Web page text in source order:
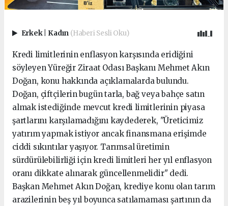
Erkek Kadın (Haberi Sesli Oku)
Kredi limitlerinin enflasyon karşısında eridiğini
söyleyen Yüreğir Ziraat Odası Başkanı Mehmet Akın
Doğan, konu hakkında açıklamalarda bulundu.
Doğan, çiftçilerin bugün tarla, bağ veya bahçe satın
almak istediğinde mevcut kredi limitlerinin piyasa
şartlarını karşılamadığını kaydederek, "Üreticimiz
yatırım yapmak istiyor ancak finansmana erişimde
ciddi sıkıntılar yaşıyor. Tarımsal üretimin
sürdürülebilirliği için kredi limitleri her yıl enflasyon
oranı dikkate alınarak güncellenmelidir" dedi.
Başkan Mehmet Akın Doğan, krediye konu olan tarım
arazilerinin beş yıl boyunca satılamaması şartının da